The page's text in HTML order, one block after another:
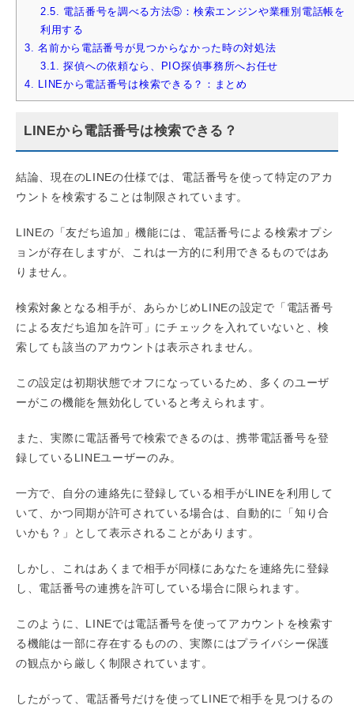
2.5.
電話番号を調べる方法⑤：検索エンジンや業種別電話帳を
利用する
3.
名前から電話番号が見つからなかった時の対処法
3.1.
探偵への依頼なら、PIO探偵事務所へお任せ
4.
LINEから電話番号は検索できる？：まとめ
LINEから電話番号は検索できる？
結論、現在のLINEの仕様では、電話番号を使って特定のアカ
ウントを検索することは制限されています。
LINEの「友だち追加」機能には、電話番号による検索オプシ
ョンが存在しますが、これは一方的に利用できるものではあ
りません。
検索対象となる相手が、あらかじめLINEの設定で「電話番号
による友だち追加を許可」にチェックを入れていないと、検
索しても該当のアカウントは表示されません。
この設定は初期状態でオフになっているため、多くのユーザ
ーがこの機能を無効化していると考えられます。
また、実際に電話番号で検索できるのは、携帯電話番号を登
録しているLINEユーザーのみ。
一方で、自分の連絡先に登録している相手がLINEを利用して
いて、かつ同期が許可されている場合は、自動的に「知り合
いかも？」として表示されることがあります。
しかし、これはあくまで相手が同様にあなたを連絡先に登録
し、電話番号の連携を許可している場合に限られます。
このように、LINEでは電話番号を使ってアカウントを検索す
る機能は一部に存在するものの、実際にはプライバシー保護
の観点から厳しく制限されています。
したがって、電話番号だけを使ってLINEで相手を見つけるの